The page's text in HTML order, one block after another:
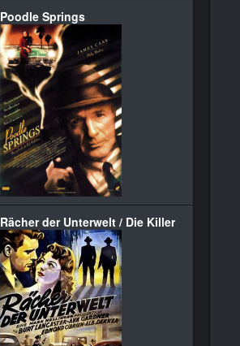
Poodle Springs
Rächer der Unterwelt / Die Killer